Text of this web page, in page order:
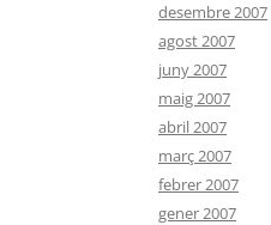
desembre 2007
agost 2007
juny 2007
maig 2007
abril 2007
març 2007
febrer 2007
gener 2007